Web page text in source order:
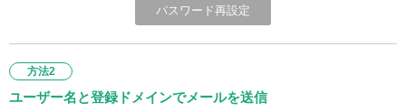
方法2
ユーザー名と登録ドメインでメールを送信